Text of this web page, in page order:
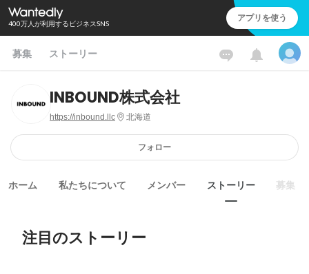
400万人が利用するビジネスSNS アプリを使う
募集 ストーリー
INBOUND株式会社
https://inbound.llc 北海道
フォロー
ホーム 私たちについて メンバー ストーリー 募集
注目のストーリー